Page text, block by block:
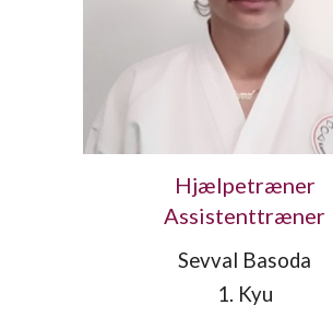
Hjælpetræner
Assistenttræner
Sevval Basoda
1. Kyu